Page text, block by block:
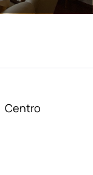
Centro